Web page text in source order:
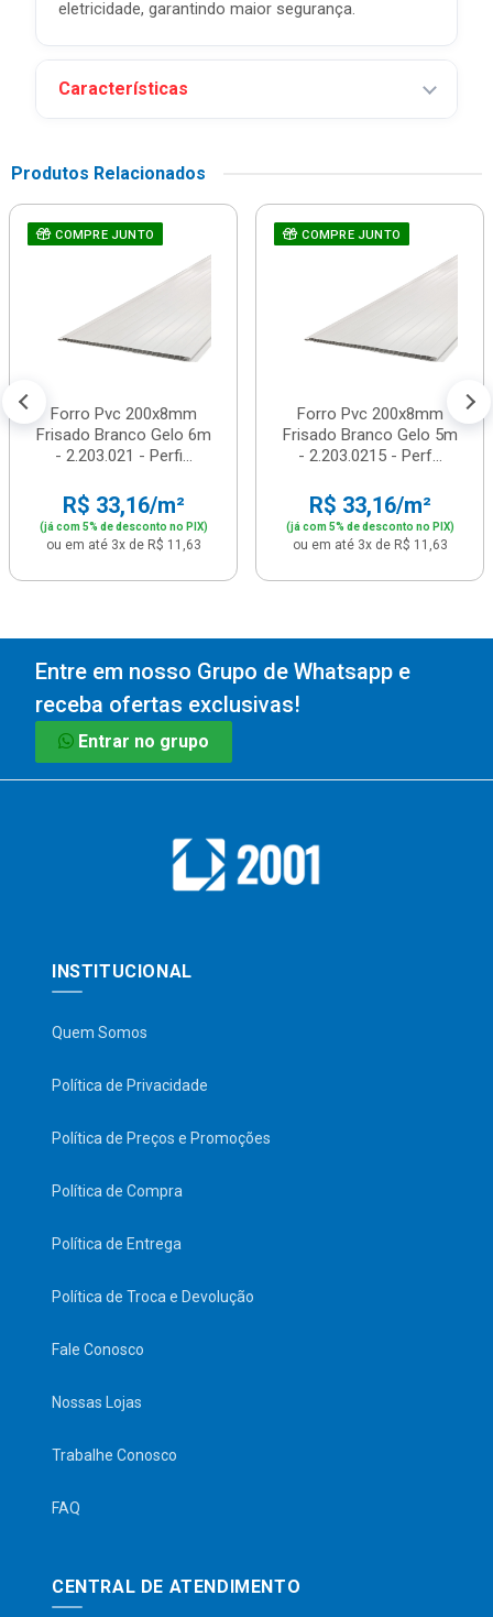
eletricidade, garantindo maior segurança.
Características
Produtos Relacionados
COMPRE JUNTO
Forro Pvc 200x8mm
Frisado Branco Gelo 6m
- 2.203.021 - Perfi...
R$ 33,16/m²
(já com 5% de desconto no PIX)
ou em até 3x de R$ 11,63
COMPRE JUNTO
Forro Pvc 200x8mm
Frisado Branco Gelo 5m
- 2.203.0215 - Perf...
R$ 33,16/m²
(já com 5% de desconto no PIX)
ou em até 3x de R$ 11,63
Entre em nosso Grupo de Whatsapp e
receba ofertas exclusivas!
Entrar no grupo
INSTITUCIONAL
Quem Somos
Política de Privacidade
Política de Preços e Promoções
Política de Compra
Política de Entrega
Política de Troca e Devolução
Fale Conosco
Nossas Lojas
Trabalhe Conosco
FAQ
CENTRAL DE ATENDIMENTO